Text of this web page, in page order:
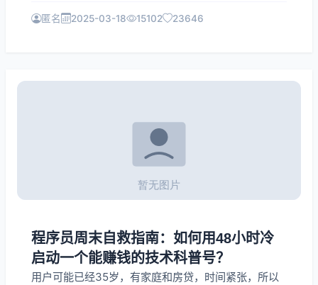
轮复杂对话开发者友好：API简单易用，额度足够个人
项目
匿名 2025-03-18 15102 23646
程序员周末自救指南：如何用48小时冷
启动一个能赚钱的技术科普号？
用户可能已经35岁，有家庭和房贷，时间紧张，所以